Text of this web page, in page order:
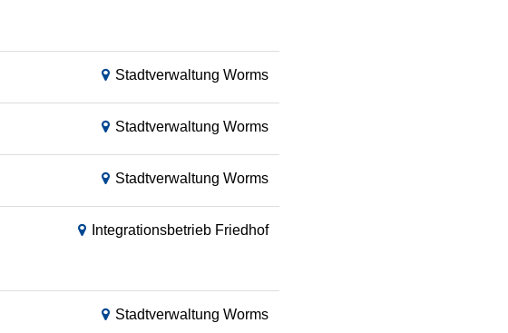
Stadtverwaltung Worms
Stadtverwaltung Worms
Stadtverwaltung Worms
Integrationsbetrieb Friedhof
Stadtverwaltung Worms